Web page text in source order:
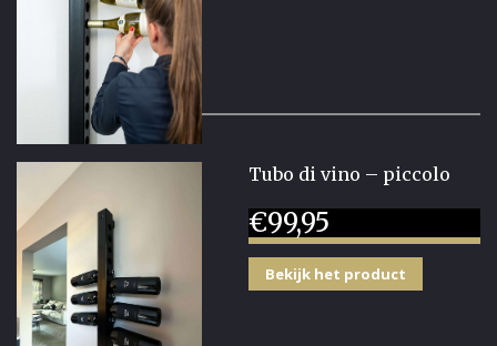
Tubo di vino – piccolo
€99,95
Bekijk het product